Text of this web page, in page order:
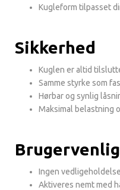
Kugleform tilpasset
Sikkerhed
Kuglen er altid
Samme styrke som
Hørbar og synlig
Maksimal belastning
Ingen vedligeholdelse
Aktiveres nemt med